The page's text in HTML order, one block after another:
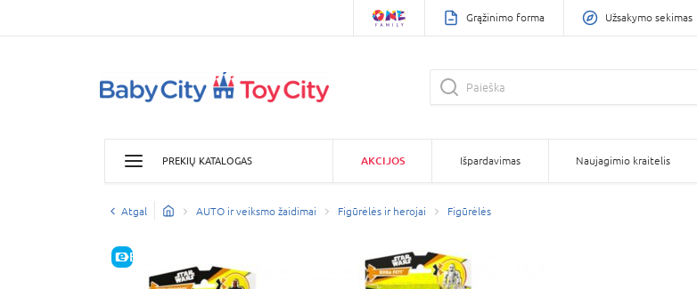
Grąžinimo forma Užsakymo sekimas
PREKIŲ KATALOGAS AKCIJOS Išpardavimas Naujagimio kraitelis
Atgal AUTO ir veiksmo žaidimai Figūrėlės ir herojai Figūrėlės
E-KAINA